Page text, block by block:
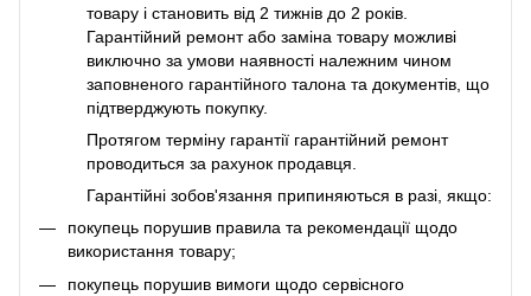
товару і становить від 2 тижнів до 2 років.
Гарантійний ремонт або заміна товару можливі
виключно за умови наявності належним чином
заповненого гарантійного талона та документів, що
підтверджують покупку.
Протягом терміну гарантії гарантійний ремонт
проводиться за рахунок продавця.
Гарантійні зобов'язання припиняються в разі, якщо:
покупець порушив правила та рекомендації щодо
використання товару;
покупець порушив вимоги щодо сервісного